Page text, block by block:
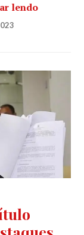
lendo